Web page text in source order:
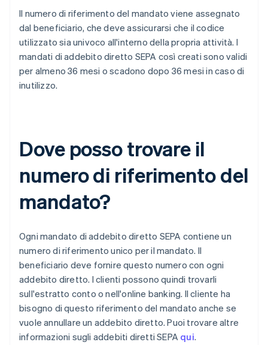
Il numero di riferimento del mandato viene assegnato
dal beneficiario, che deve assicurarsi che il codice
utilizzato sia univoco all'interno della propria attività. I
mandati di addebito diretto SEPA così creati sono validi
per almeno 36 mesi o scadono dopo 36 mesi in caso di
inutilizzo.
Dove posso trovare il
numero di riferimento del
mandato?
Ogni mandato di addebito diretto SEPA contiene un
numero di riferimento unico per il mandato. Il
beneficiario deve fornire questo numero con ogni
addebito diretto. I clienti possono quindi trovarli
sull'estratto conto o nell'online banking. Il cliente ha
bisogno di questo riferimento del mandato anche se
vuole annullare un addebito diretto. Puoi trovare altre
informazioni sugli addebiti diretti SEPA qui.